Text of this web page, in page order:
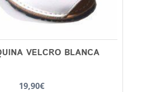
VELCRO BLANCA
19,90€